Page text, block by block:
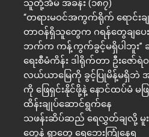
သူတို့အိမ် အခန်း (၁၈၇)
“တရားမဝင်အကွက်ရိုက် ရောင်
တာဝန်ရှိသူတွေက ဂရန်တွေချပ
ဘက်က ကန့်ကွက်ခွင့်မရှိပါဘူး” ဆို
ရေးစီမံကိန်း ဒါရိုက်တာ ဦးဇော်ရဲ
လယ်ယာမြေကို ခွင့်ပြုမိန့်မရှိဘဲ အခ
ကို ဖြေရှင်းနိုင်ဖို့နဲ့ နောင်ထပ်မံ မ
ထိန်းချုပ်ဆောင်ရွက်နေ
သဖန်းဆိပ်ဆည် ရေလွှတ်ချလို့ မူး
တွေနဲ့ ရွာတွေ ရေဘေးကြုံနေရ